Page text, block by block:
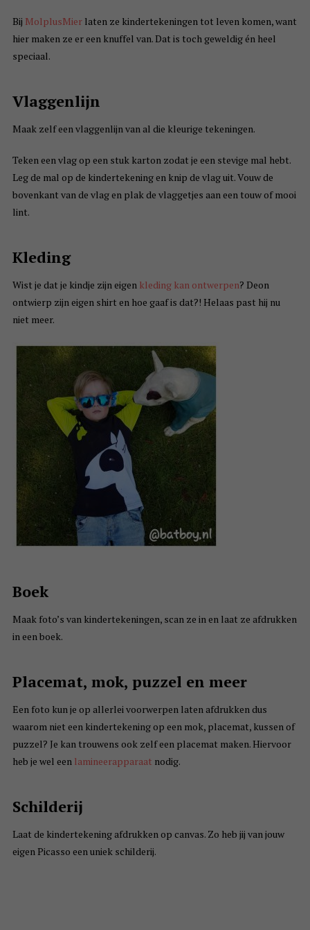
Bij MolplusMierlaten ze kindertekeningen tot leven komen, want
hier maken ze er een knuffel van. Dat is toch geweldig én heel
speciaal.
Vlaggenlijn
Maak zelf een vlaggenlijn van al die kleurige tekeningen.
Teken een vlag op een stuk karton zodat je een stevige mal hebt.
Leg de mal op de kindertekening en knip de vlag uit. Vouw de
bovenkant van de vlag en plak de vlaggetjes aan een touw of mooi
lint.
Kleding
Wist je dat je kindje zijn eigen kleding kan ontwerpen? Deon
ontwierp zijn eigen shirt en hoe gaaf is dat?! Helaas past hij nu
niet meer.
Boek
Maak foto’s van kindertekeningen, scan ze in en laat ze afdrukken
in een boek.
Placemat, mok, puzzel en meer
Een foto kun je op allerlei voorwerpen laten afdrukken dus
waarom niet een kindertekening op een mok, placemat, kussen of
puzzel? Je kan trouwens ook zelf een placemat maken. Hiervoor
heb je wel een lamineerapparaat nodig.
Schilderij
Laat de kindertekening afdrukken op canvas. Zo heb jij van jouw
eigen Picasso een uniek schilderij.